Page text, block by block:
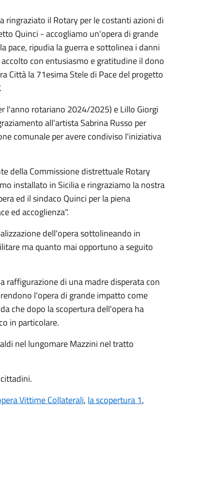
ringraziato il Rotary per le costanti azioni di
Quinci - accogliamo un'opera di grande
pace, ripudia la guerra e sottolinea i danni
con entusiasmo e gratitudine il dono
Città la 71esima Stele di Pace del progetto
l'anno rotariano 2024/2025) e Lillo Giorgi
all'artista Sabrina Russo per
comunale per avere condiviso l'iniziativa
della Commissione distrettuale Rotary
installato in Sicilia e ringraziamo la nostra
ed il sindaco Quinci per la piena
ed accoglienza".
dell'opera sottolineando in
ma quanto mai opportuno a seguito
raffigurazione di una madre disperata con
l'opera di grande impatto come
che dopo la scopertura dell'opera ha
in particolare.
nel lungomare Mazzini nel tratto
Vittime Collaterali, la scopertura 1,